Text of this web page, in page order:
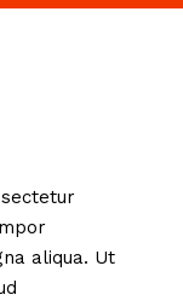
aliqua. Ut